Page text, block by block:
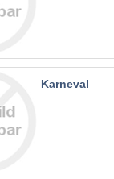
Karneval